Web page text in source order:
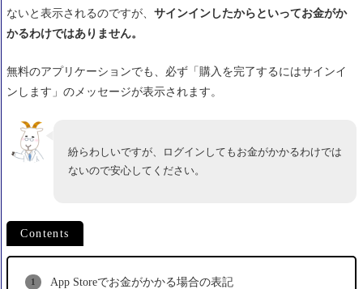
ないと表示されるのですが、 サインインしたからといってお金がか
かるわけではありません。
無料のアプリケーションでも、必ず「購入を完了するにはサインイ
ンします」のメッセージが表示されます。
紛らわしいですが、ログインしてもお金がかかるわけでは
ないので安心してください。
Contents
App Storeでお金がかかる場合の表記